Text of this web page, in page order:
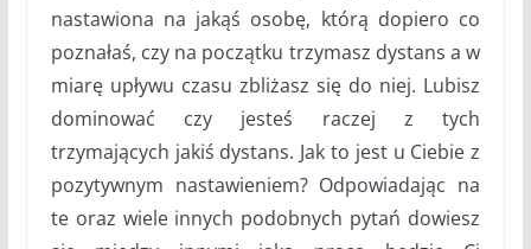
nastawiona na jakąś osobę, którą dopiero co
poznałaś, czy na początku trzymasz dystans a w
miarę upływu czasu zbliżasz się do niej. Lubisz
dominować czy jesteś raczej z tych
trzymających jakiś dystans. Jak to jest u Ciebie z
pozytywnym nastawieniem? Odpowiadając na
te oraz wiele innych podobnych pytań dowiesz